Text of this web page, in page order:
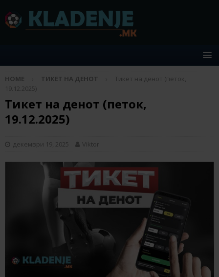
HOME ТИКЕТ НА ДЕНОТ
Тикет на денот (петок,
19.12.2025)
Тикет на денот (петок,
19.12.2025)
декември 19, 2025 Viktor